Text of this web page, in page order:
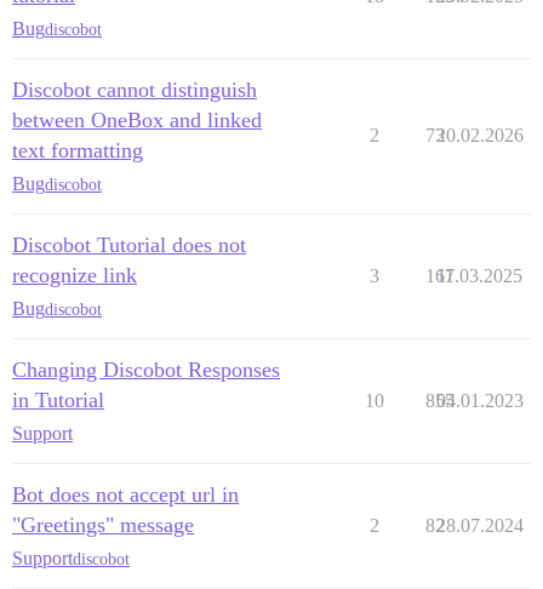
Bugdiscobot
Discobot cannot distinguish
between OneBox and linked
text formatting
Bugdiscobot
2 7320.02.2026
Discobot Tutorial does not
recognize link
Bugdiscobot
3 167
11.03.2025
Changing Discobot Responses
in Tutorial
Support
10 855
04.01.2023
Bot does not accept url in
"Greetings" message
Supportdiscobot
2 8228.07.2024